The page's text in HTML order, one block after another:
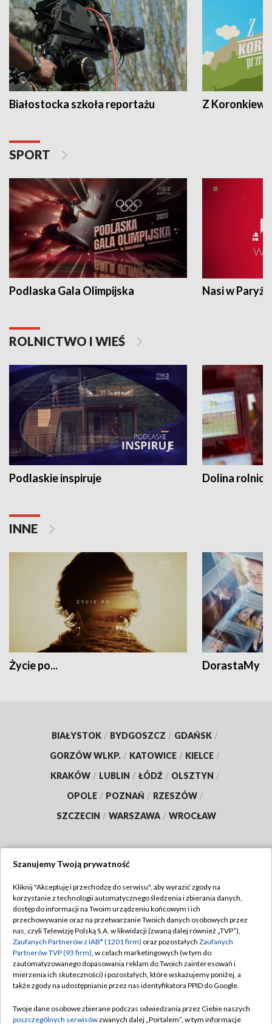
Białostocka szkoła reportażu Z
SPORT
Podlaska Gala Olimpijska Nasi w Paryżu
ROLNICTWO I WIEŚ
Podlaskie inspiruje Dolina
INNE
Życie po... DorastaMy
BIAŁYSTOK / BYDGOSZCZ / GDAŃSK /
GORZÓW WLKP. / KATOWICE / KIELCE /
KRAKÓW / LUBLIN / ŁÓDŹ / OLSZTYN /
OPOLE / POZNAŃ / RZESZÓW /
SZCZECIN / WARSZAWA / WROCŁAW
TVP
Abonament TVP
Emisja w TVP
Centrum informacji TVP
Naziemna Telewizja Cyfrowa
Rada Programowa
Regulamin TVP
Polityka prywatności
Moje zgody
Pomoc
Kontakt
Szanujemy Twoją prywatność
Kliknij "Akceptuję i przechodzę do serwisu", aby wyrazić zgody na
korzystanie z technologii automatycznego śledzenia i zbierania danych,
dostęp do informacji na Twoim urządzeniu końcowym i ich
przechowywanie oraz na przetwarzanie Twoich danych osobowych przez
nas, czyli Telewizję Polską S.A. w likwidacji (zwaną dalej również „TVP”),
Zaufanych Partnerów z IAB* (1201 firm) oraz pozostałych Zaufanych
Partnerów TVP (93 firm), w celach marketingowych (w tym do
zautomatyzowanego dopasowania reklam do Twoich zainteresowań i
mierzenia ich skuteczności) i pozostałych, które wskazujemy poniżej, a
także zgody na udostępnianie przez nas identyfikatora PPID do Google.
Twoje dane osobowe zbierane podczas odwiedzania przez Ciebie naszych
poszczególnych serwisówzwanych dalej „Portalem”, w tym informacje